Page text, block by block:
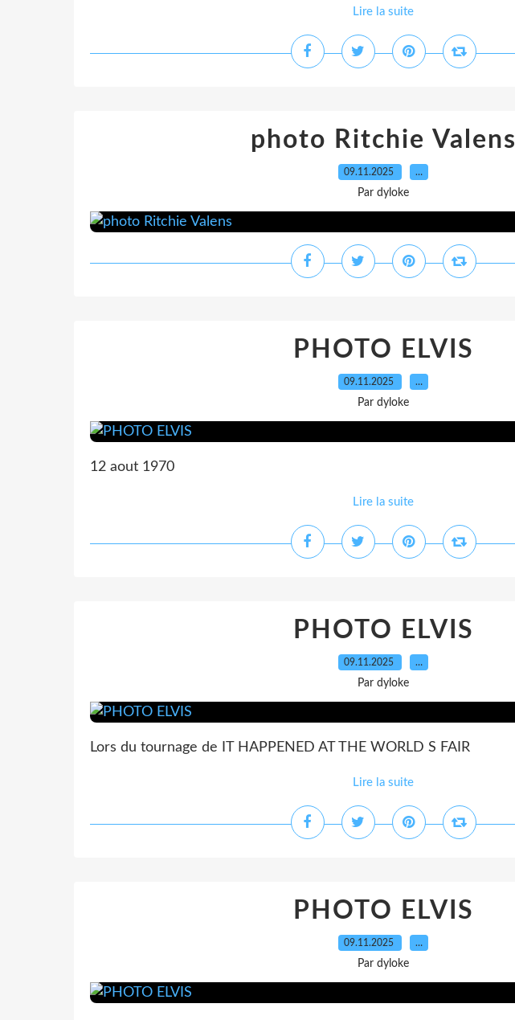
Lire la suite
photo Ritchie Valens
09.11.2025 …
Par dyloke
PHOTO ELVIS
09.11.2025 …
Par dyloke
12 aout 1970
Lire la suite
PHOTO ELVIS
09.11.2025 …
Par dyloke
Lors du tournage de IT HAPPENED AT THE WORLD S FAIR
Lire la suite
PHOTO ELVIS
09.11.2025 …
Par dyloke